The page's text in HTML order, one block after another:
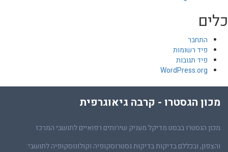
כלים
התחבר
פיד רשומות
פיד תגובות
WordPress.org
מכון הגסטרו - קרבה גיאוגרפית
מכון הגסטרו בבסט מדיקל מעניק שירותים רפואיים לתושבי המרכז
והצפון, ובכללם בדיקות בדיקות גסטרוסקופיה וקולונוסקופיה לתושבי: